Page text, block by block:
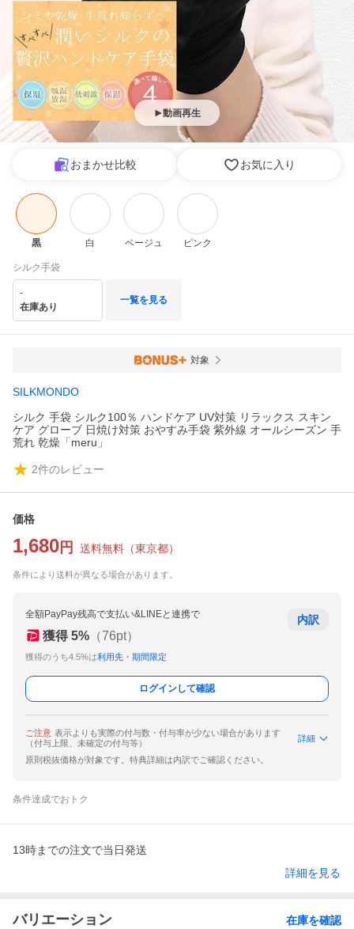
動画再生
おまかせ比較 お気に入り
黒 白 ベージュ ピンク
シルク手袋
-
在庫あり
一覧を見る
対象
SILKMONDO
シルク 手袋 シルク100％ ハンドケア UV対策 リラックス スキン
ケア グローブ 日焼け対策 おやすみ手袋 紫外線 オールシーズン 手
荒れ 乾燥「meru」
2件のレビュー
価格
1,680 円 送料無料 （東京都）
条件により送料が異なる場合があります。
全額PayPay残高で支払い&LINEと連携で
獲得 5% （76pt）
獲得のうち4.5%は利用先・期間限定
内訳
ログインして確認
ご注意 表示よりも実際の付与数・付与率が少ない場合があります
（付与上限、未確定の付与等）
詳細
原則税抜価格が対象です。特典詳細は内訳でご確認ください。
条件達成でおトク
13時までの注文で当日発送
詳細を見る
バリエーション 在庫を確認